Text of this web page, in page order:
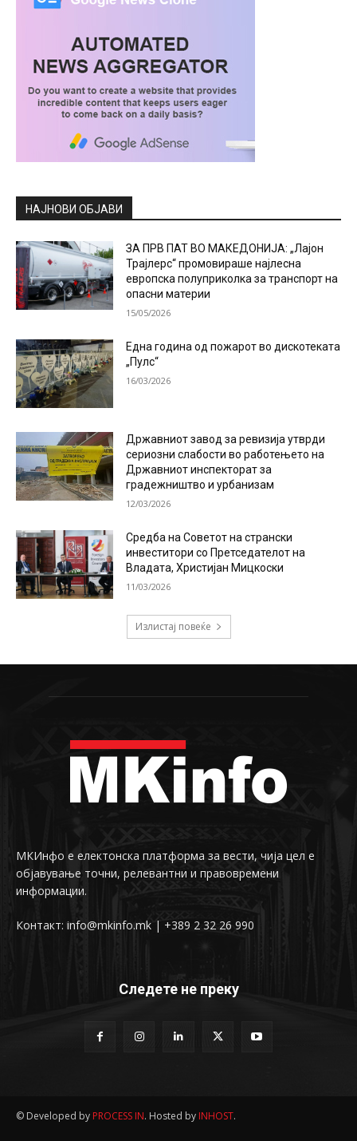
НАЈНОВИ ОБЈАВИ
ЗА ПРВ ПАТ ВО МАКЕДОНИЈА: „Лајон
Трајлерс“ промовираше најлесна
европска полуприколка за транспорт на
опасни материи
15/05/2026
Една година од пожарот во дискотеката
„Пулс“
16/03/2026
Државниот завод за ревизија утврди
сериозни слабости во работењето на
Државниот инспекторат за
градежништво и урбанизам
12/03/2026
Средба на Советот на странски
инвеститори со Претседателот на
Владата, Христијан Мицкоски
11/03/2026
Излистај повеќе
МКИнфо е електонска платформа за вести, чија цел е
објавување точни, релевантни и правовремени
информации.
Контакт: info@mkinfo.mk | +389 2 32 26 990
Следете не преку
© Developed by PROCESS IN. Hosted by INHOST.